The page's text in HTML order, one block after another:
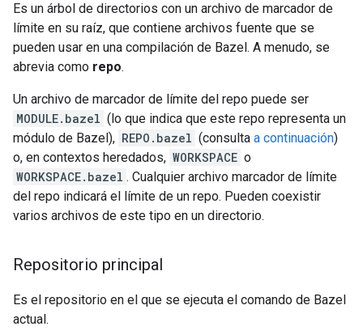
Es un árbol de directorios con un archivo de marcador de
límite en su raíz, que contiene archivos fuente que se
pueden usar en una compilación de Bazel. A menudo, se
abrevia como repo.
Un archivo de marcador de límite del repo puede ser
MODULE.bazel (lo que indica que este repo representa un
módulo de Bazel), REPO.bazel (consulta a continuación)
o, en contextos heredados, WORKSPACE o
WORKSPACE.bazel . Cualquier archivo marcador de límite
del repo indicará el límite de un repo. Pueden coexistir
varios archivos de este tipo en un directorio.
Repositorio principal
Es el repositorio en el que se ejecuta el comando de Bazel
actual.